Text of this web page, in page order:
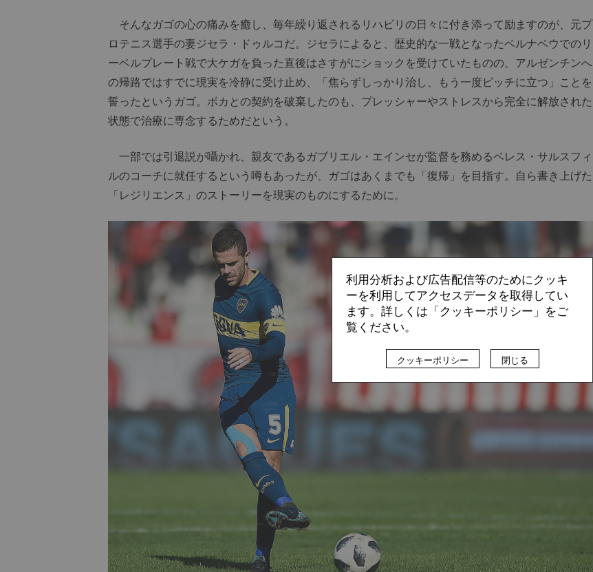
そんなガゴの心の痛みを癒し、毎年繰り返されるリハビリの日々に付き添って励ますのが、元プ
ロテニス選手の妻ジセラ・ドゥルコだ。ジセラによると、歴史的な一戦となったベルナベウでのリ
ーベルプレート戦で大ケガを負った直後はさすがにショックを受けていたものの、アルゼンチンへ
の帰路ではすでに現実を冷静に受け止め、「焦らずしっかり治し、もう一度ピッチに立つ」ことを
誓ったというガゴ。ボカとの契約を破棄したのも、プレッシャーやストレスから完全に解放された
状態で治療に専念するためだという。
一部では引退説が囁かれ、親友であるガブリエル・エインセが監督を務めるベレス・サルスフィ
ルのコーチに就任するという噂もあったが、ガゴはあくまでも「復帰」を目指す。自ら書き上げた
「レジリエンス」のストーリーを現実のものにするために。
利用分析および広告配信等のためにクッキ
ーを利用してアクセスデータを取得してい
ます。詳しくは「クッキーポリシー」をご
覧ください。
クッキーポリシー 閉じる